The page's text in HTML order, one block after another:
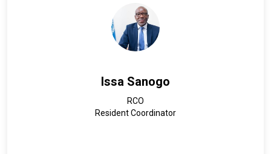
Issa Sanogo
RCO
Resident Coordinator